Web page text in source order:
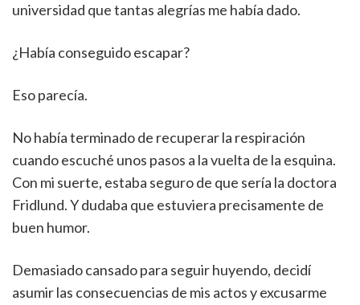
universidad que tantas alegrías me había dado.
¿Había conseguido escapar?
Eso parecía.
No había terminado de recuperar la respiración
cuando escuché unos pasos a la vuelta de la esquina.
Con mi suerte, estaba seguro de que sería la doctora
Fridlund. Y dudaba que estuviera precisamente de
buen humor.
Demasiado cansado para seguir huyendo, decidí
asumir las consecuencias de mis actos y excusarme